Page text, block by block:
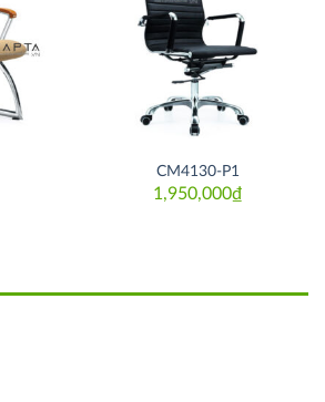
CM4130-P1
1,950,000₫